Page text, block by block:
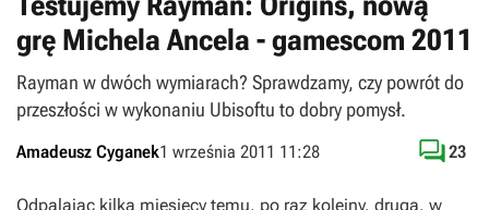
grę Michela Ancela - gamescom 2011
Rayman w dwóch wymiarach? Sprawdzamy, czy powrót do
przeszłości w wykonaniu Ubisoftu to dobry pomysł.
Amadeusz Cyganek1 września 2011 11:28 23
Odpalając kilka miesięcy temu, po raz kolejny, drugą, w